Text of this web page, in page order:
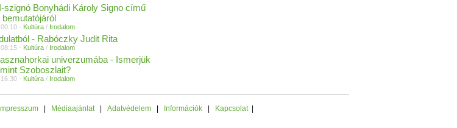
szignó Bonyhádi Károly Signo című
- Kultúra / Irodalom
- Rabóczky Judit Rita
- Kultúra / Irodalom
univerzumába - Ismerjük
Szoboszlait?
- Kultúra / Irodalom
Impresszum Médiaajánlat Adatvédelem Információk Kapcsolat